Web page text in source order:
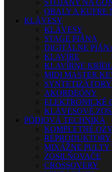
STOJANY NA
OBALY A KUFRE
KLÁVESY
KLÁVESY
STAGE PIÁNA
DIGITÁLNE
KLAVÍRE
KLAVÍRNE
MIDI MASTER
AKORDEÓNY
ELEKTRONICKÉ
KLÁVESOVÉ
PÓDIOVÁ TECHNIKA
KOMPLETNÉ
REPRODUKTORY
MIXÁŽNE PULTY
ZOSILŇOVAČE
CROSSOVERY